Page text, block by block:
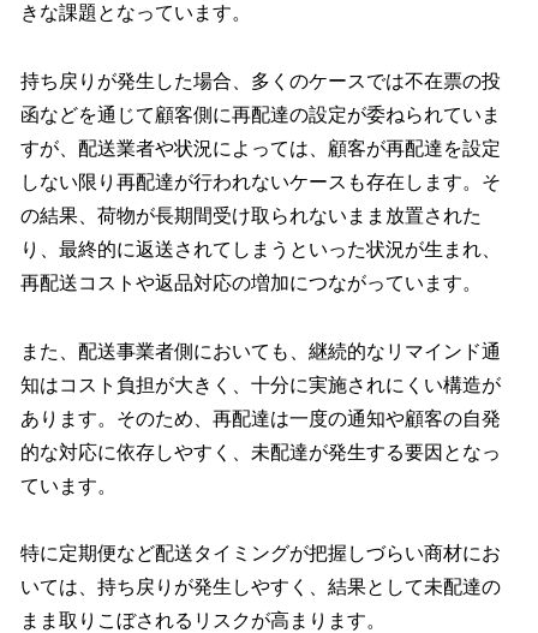
きな課題となっています。
持ち戻りが発生した場合、多くのケースでは不在票の投
函などを通じて顧客側に再配達の設定が委ねられていま
すが、配送業者や状況によっては、顧客が再配達を設定
しない限り再配達が行われないケースも存在します。そ
の結果、荷物が長期間受け取られないまま放置された
り、最終的に返送されてしまうといった状況が生まれ、
再配送コストや返品対応の増加につながっています。
また、配送事業者側においても、継続的なリマインド通
知はコスト負担が大きく、十分に実施されにくい構造が
あります。そのため、再配達は一度の通知や顧客の自発
的な対応に依存しやすく、未配達が発生する要因となっ
ています。
特に定期便など配送タイミングが把握しづらい商材にお
いては、持ち戻りが発生しやすく、結果として未配達の
まま取りこぼされるリスクが高まります。